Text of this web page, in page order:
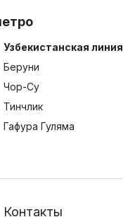
Узбекистанская линия
Беруни
Чор-Су
Тинчлик
Гафура Гуляма
Контакты